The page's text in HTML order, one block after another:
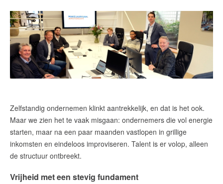
Woning Waarde Adviesdagen
De waarde van uw woning
Blog
De Amsterdamse woningmarkt
Amsterdam
Maak een afspraak
Makelaars van Amsterdam
Zelfstandig ondernemen klinkt aantrekkelijk, en dat is het ook.
Maar we zien het te vaak misgaan: ondernemers die vol energie
starten, maar na een paar maanden vastlopen in grillige
inkomsten en eindeloos improviseren. Talent is er volop, alleen
de structuur ontbreekt.
Vrijheid met een stevig fundament